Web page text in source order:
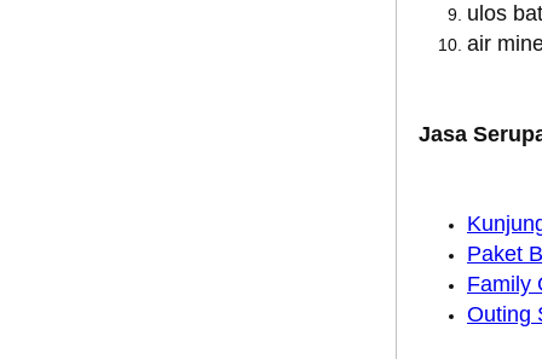
ulos
air
Jasa
Paket
Family
Outing